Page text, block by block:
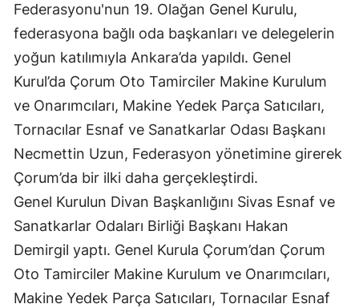
Eskişehir
Gaziantep
Giresun
Gümüşhane
Hakkari
Hatay
Isparta
Mersin
İstanbul
Federasyonu'nun 19. Olağan Genel Kurulu,
federasyona bağlı oda başkanları ve delegelerin
yoğun katılımıyla Ankara’da yapıldı. Genel
Kurul’da Çorum Oto Tamirciler Makine Kurulum
ve Onarımcıları, Makine Yedek Parça Satıcıları,
Tornacılar Esnaf ve Sanatkarlar Odası Başkanı
Necmettin Uzun, Federasyon yönetimine girerek
Çorum’da bir ilki daha gerçekleştirdi.
Genel Kurulun Divan Başkanlığını Sivas Esnaf ve
Sanatkarlar Odaları Birliği Başkanı Hakan
Demirgil yaptı. Genel Kurula Çorum’dan Çorum
Oto Tamirciler Makine Kurulum ve Onarımcıları,
Makine Yedek Parça Satıcıları, Tornacılar Esnaf